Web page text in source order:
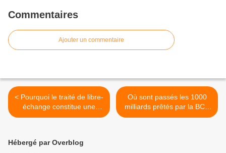
Commentaires
Ajouter un commentaire
< Pourquoi le traité de libre-
échange constitue une
menace pour le droit du
Où sont passés les 1000
milliards prêtés par la BCE
aux banques? >
Hébergé par Overblog